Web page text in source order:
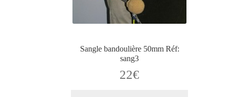
Sangle bandoulière 50mm Réf:
sang3
22€